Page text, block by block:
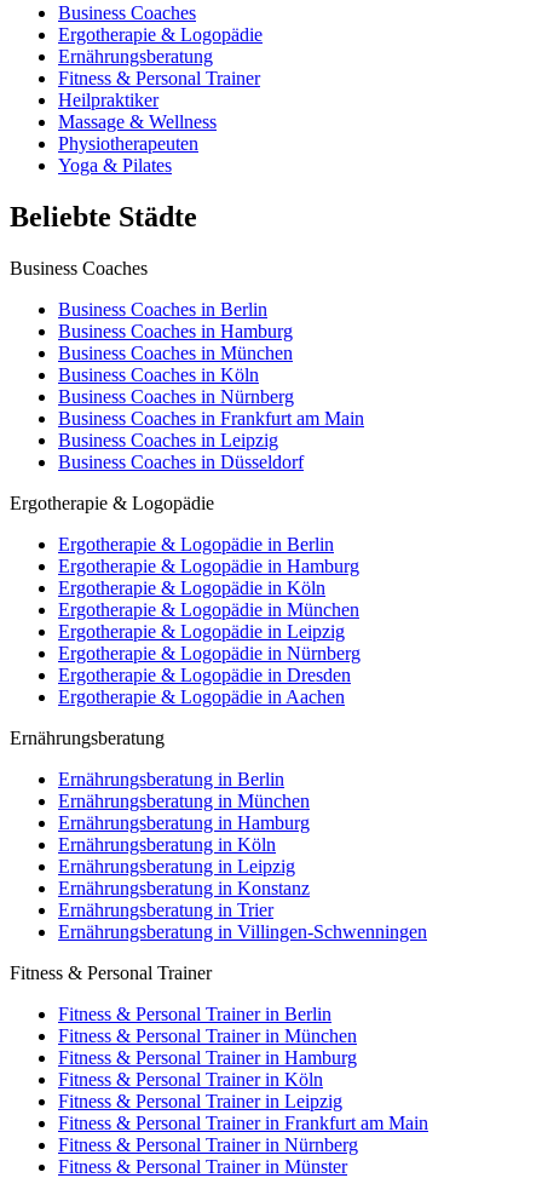
Business Coaches
Ergotherapie & Logopädie
Ernährungsberatung
Fitness & Personal Trainer
Heilpraktiker
Massage & Wellness
Physiotherapeuten
Yoga & Pilates
Beliebte Städte
Business Coaches
Business Coaches in Berlin
Business Coaches in Hamburg
Business Coaches in München
Business Coaches in Köln
Business Coaches in Nürnberg
Business Coaches in Frankfurt am Main
Business Coaches in Leipzig
Business Coaches in Düsseldorf
Ergotherapie & Logopädie
Ergotherapie & Logopädie in Berlin
Ergotherapie & Logopädie in Hamburg
Ergotherapie & Logopädie in Köln
Ergotherapie & Logopädie in München
Ergotherapie & Logopädie in Leipzig
Ergotherapie & Logopädie in Nürnberg
Ergotherapie & Logopädie in Dresden
Ergotherapie & Logopädie in Aachen
Ernährungsberatung
Ernährungsberatung in Berlin
Ernährungsberatung in München
Ernährungsberatung in Hamburg
Ernährungsberatung in Köln
Ernährungsberatung in Leipzig
Ernährungsberatung in Konstanz
Ernährungsberatung in Trier
Ernährungsberatung in Villingen-Schwenningen
Fitness & Personal Trainer
Fitness & Personal Trainer in Berlin
Fitness & Personal Trainer in München
Fitness & Personal Trainer in Hamburg
Fitness & Personal Trainer in Köln
Fitness & Personal Trainer in Leipzig
Fitness & Personal Trainer in Frankfurt am Main
Fitness & Personal Trainer in Nürnberg
Fitness & Personal Trainer in Münster